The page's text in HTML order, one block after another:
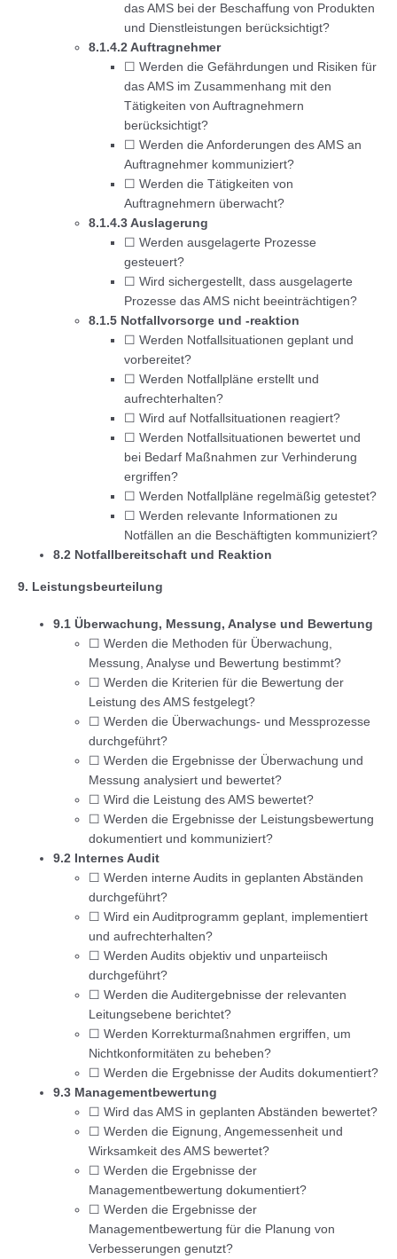
das AMS bei der Beschaffung von Produkten
und Dienstleistungen berücksichtigt?
8.1.4.2 Auftragnehmer
☐ Werden die Gefährdungen und Risiken für
das AMS im Zusammenhang mit den
Tätigkeiten von Auftragnehmern
berücksichtigt?
☐ Werden die Anforderungen des AMS an
Auftragnehmer kommuniziert?
☐ Werden die Tätigkeiten von
Auftragnehmern überwacht?
8.1.4.3 Auslagerung
☐ Werden ausgelagerte Prozesse
gesteuert?
☐ Wird sichergestellt, dass ausgelagerte
Prozesse das AMS nicht beeinträchtigen?
8.1.5 Notfallvorsorge und -reaktion
☐ Werden Notfallsituationen geplant und
vorbereitet?
☐ Werden Notfallpläne erstellt und
aufrechterhalten?
☐ Wird auf Notfallsituationen reagiert?
☐ Werden Notfallsituationen bewertet und
bei Bedarf Maßnahmen zur Verhinderung
ergriffen?
☐ Werden Notfallpläne regelmäßig getestet?
☐ Werden relevante Informationen zu
Notfällen an die Beschäftigten kommuniziert?
8.2 Notfallbereitschaft und Reaktion
9. Leistungsbeurteilung
9.1 Überwachung, Messung, Analyse und Bewertung
☐ Werden die Methoden für Überwachung,
Messung, Analyse und Bewertung bestimmt?
☐ Werden die Kriterien für die Bewertung der
Leistung des AMS festgelegt?
☐ Werden die Überwachungs- und Messprozesse
durchgeführt?
☐ Werden die Ergebnisse der Überwachung und
Messung analysiert und bewertet?
☐ Wird die Leistung des AMS bewertet?
☐ Werden die Ergebnisse der Leistungsbewertung
dokumentiert und kommuniziert?
9.2 Internes Audit
☐ Werden interne Audits in geplanten Abständen
durchgeführt?
☐ Wird ein Auditprogramm geplant, implementiert
und aufrechterhalten?
☐ Werden Audits objektiv und unparteiisch
durchgeführt?
☐ Werden die Auditergebnisse der relevanten
Leitungsebene berichtet?
☐ Werden Korrekturmaßnahmen ergriffen, um
Nichtkonformitäten zu beheben?
☐ Werden die Ergebnisse der Audits dokumentiert?
9.3 Managementbewertung
☐ Wird das AMS in geplanten Abständen bewertet?
☐ Werden die Eignung, Angemessenheit und
Wirksamkeit des AMS bewertet?
☐ Werden die Ergebnisse der
Managementbewertung dokumentiert?
☐ Werden die Ergebnisse der
Managementbewertung für die Planung von
Verbesserungen genutzt?